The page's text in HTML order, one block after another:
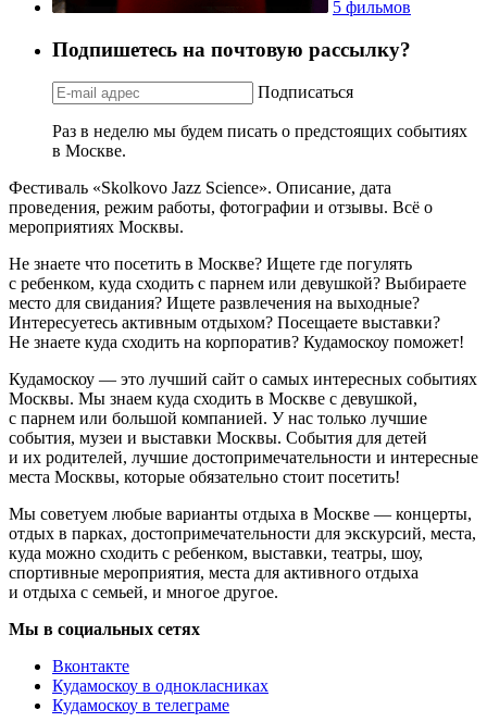
5 фильмов
Подпишетесь на почтовую рассылку?
Подписаться
Раз в неделю мы будем писать о предстоящих событиях
в Москве.
Фестиваль «Skolkovo Jazz Science». Описание, дата
проведения, режим работы, фотографии и отзывы. Всё о
мероприятиях Москвы.
Не знаете что посетить в Москве? Ищете где погулять
с ребенком, куда сходить с парнем или девушкой? Выбираете
место для свидания? Ищете развлечения на выходные?
Интересуетесь активным отдыхом? Посещаете выставки?
Не знаете куда сходить на корпоратив? Кудамоскоу поможет!
Кудамоскоу — это лучший сайт о самых интересных событиях
Москвы. Мы знаем куда сходить в Москве с девушкой,
с парнем или большой компанией. У нас только лучшие
события, музеи и выставки Москвы. События для детей
и их родителей, лучшие достопримечательности и интересные
места Москвы, которые обязательно стоит посетить!
Мы советуем любые варианты отдыха в Москве — концерты,
отдых в парках, достопримечательности для экскурсий, места,
куда можно сходить с ребенком, выставки, театры, шоу,
спортивные мероприятия, места для активного отдыха
и отдыха с семьей, и многое другое.
Мы в социальных сетях
Вконтакте
Кудамоскоу в однокласниках
Кудамоскоу в телеграме